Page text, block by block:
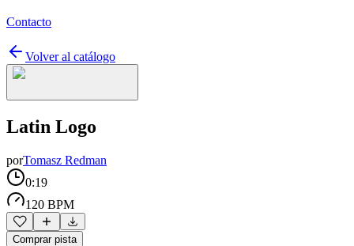
Contacto
Volver al catálogo
Latin Logo
porTomasz Redman
0:19
120 BPM
Comprar pista